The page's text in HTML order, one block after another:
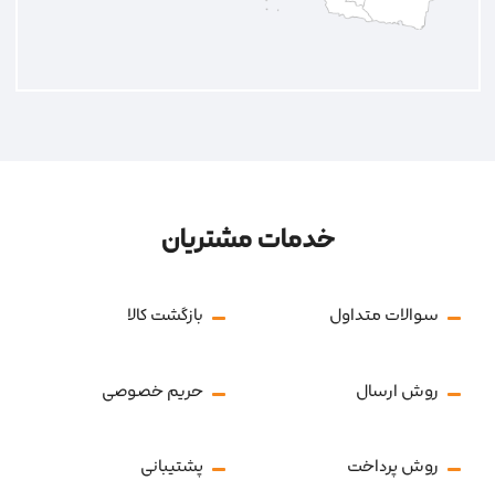
خدمات مشتریان
سوالات متداول بازگشت کالا
روش ارسال حریم خصوصی
روش پرداخت پشتیبانی